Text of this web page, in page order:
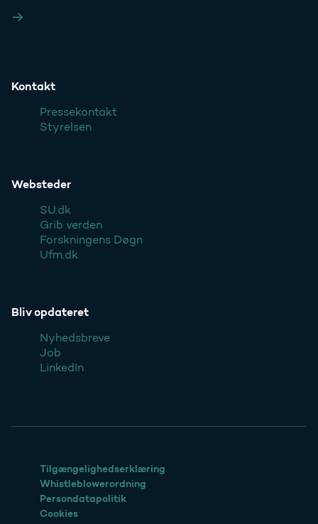
Kontakt
Pressekontakt
Styrelsen
Websteder
SU.dk
Grib verden
Forskningens Døgn
Ufm.dk
Bliv opdateret
Nyhedsbreve
Job
LinkedIn
Tilgængelighedserklæring
Whistleblowerordning
Persondatapolitik
Cookies